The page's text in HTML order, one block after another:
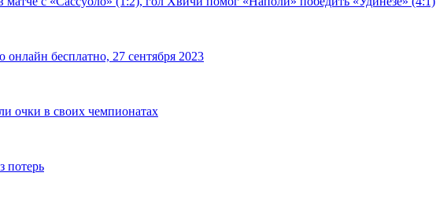
бесплатно, 27 сентября 2023
очки в своих чемпионатах
потерь